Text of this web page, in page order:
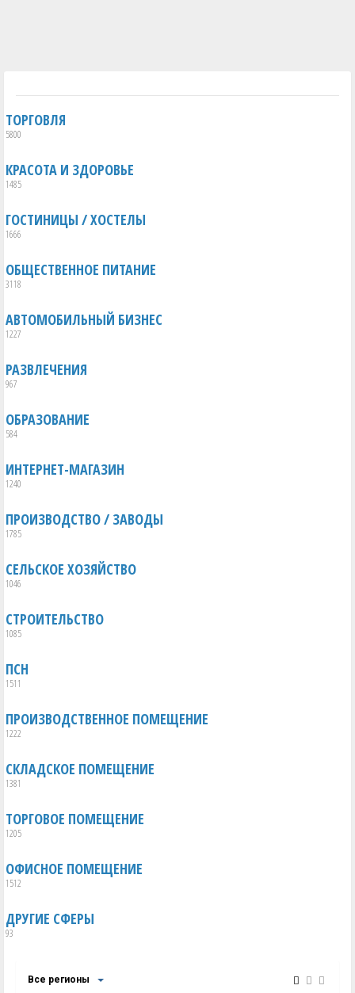
ТОРГОВЛЯ
5800
КРАСОТА И ЗДОРОВЬЕ
1485
ГОСТИНИЦЫ / ХОСТЕЛЫ
1666
ОБЩЕСТВЕННОЕ ПИТАНИЕ
3118
АВТОМОБИЛЬНЫЙ БИЗНЕС
1227
РАЗВЛЕЧЕНИЯ
967
ОБРАЗОВАНИЕ
584
ИНТЕРНЕТ-МАГАЗИН
1240
ПРОИЗВОДСТВО / ЗАВОДЫ
1785
СЕЛЬСКОЕ ХОЗЯЙСТВО
1046
СТРОИТЕЛЬСТВО
1085
ПСН
1511
ПРОИЗВОДСТВЕННОЕ ПОМЕЩЕНИЕ
1222
СКЛАДСКОЕ ПОМЕЩЕНИЕ
1381
ТОРГОВОЕ ПОМЕЩЕНИЕ
1205
ОФИСНОЕ ПОМЕЩЕНИЕ
1512
ДРУГИЕ СФЕРЫ
93
Все регионы